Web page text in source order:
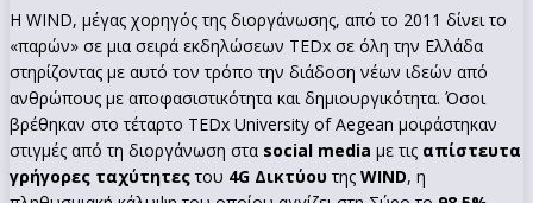
Η WIND, μέγας χορηγός της διοργάνωσης, από το 2011 δίνει το
«παρών» σε μια σειρά εκδηλώσεων TEDx σε όλη την Ελλάδα
στηρίζοντας με αυτό τον τρόπο την διάδοση νέων ιδεών από
ανθρώπους με αποφασιστικότητα και δημιουργικότητα. Όσοι
βρέθηκαν στο τέταρτο TEDx University of Aegean μοιράστηκαν
στιγμές από τη διοργάνωση στα social media με τις απίστευτα
γρήγορες ταχύτητεςτου 4G Δικτύουτης WIND, η